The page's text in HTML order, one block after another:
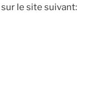
le site suivant: